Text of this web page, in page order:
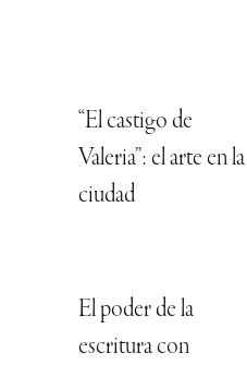
“El castigo de
Valeria”: el arte en la
ciudad
El poder de la
escritura con